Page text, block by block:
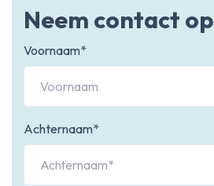
Neem contact op
Voornaam*
Achternaam*